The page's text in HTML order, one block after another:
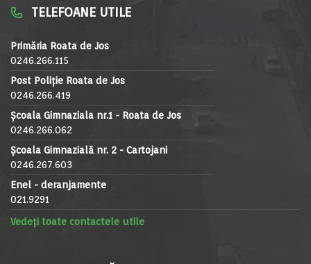
TELEFOANE UTILE
Primăria Roata de Jos
0246.266.115
Post Poliție Roata de Jos
0246.266.419
Școala Gimnaziala nr.1 - Roata de Jos
0246.266.062
Școala Gimnazială nr. 2 - Cartojani
0246.267.603
Enel - deranjamente
021.9291
Vedeți toate contactele utile